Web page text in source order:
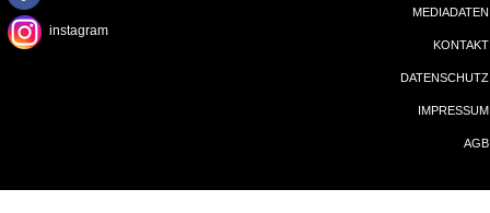
instagram
MEDIADATEN
KONTAKT
DATENSCHUTZ
IMPRESSUM
AGB